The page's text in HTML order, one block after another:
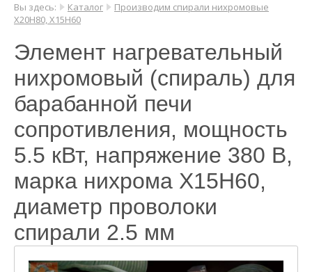
Вы здесь: Каталог
Производим спирали нихромовые
Х20Н80, Х15Н60
Элемент нагревательный
нихромовый (спираль) для
барабанной печи
сопротивления, мощность
5.5 кВт, напряжение 380 В,
марка нихрома Х15Н60,
диаметр проволоки
спирали 2.5 мм